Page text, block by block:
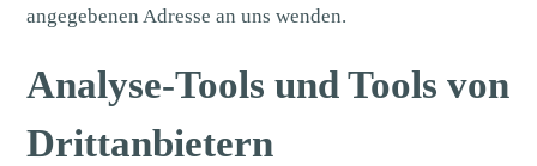
angegebenen Adresse an uns wenden.
Analyse-Tools und Tools von
Dritt­anbietern